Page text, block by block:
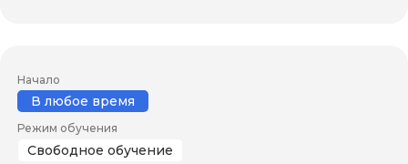
Начало
В любое время
Режим обучения
Свободное обучение